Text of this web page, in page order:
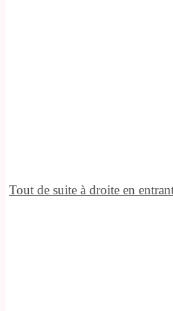
Tout de suite à droite en